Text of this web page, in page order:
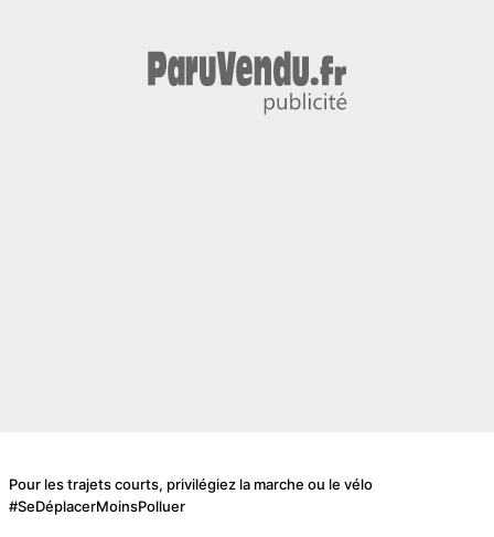
Pour les trajets courts, privilégiez la marche ou le vélo
#SeDéplacerMoinsPolluer